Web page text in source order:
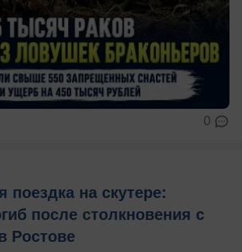
0
поездка на скутере:
после столкновения с
Ростове